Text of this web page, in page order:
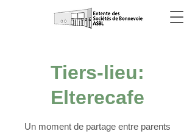
Tiers-lieu:
Elterecafe
Un moment de partage entre parents